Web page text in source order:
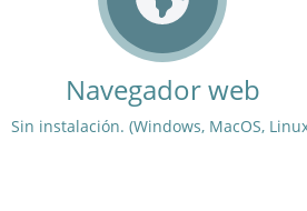
Navegador web
Sin instalación. (Windows, MacOS,